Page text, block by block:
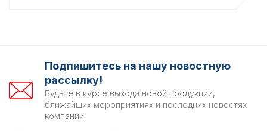
Подпишитесь на нашу новостную
рассылку!
Будьте в курсе выхода новой продукции,
ближайших мероприятиях и последних новостях
компании!